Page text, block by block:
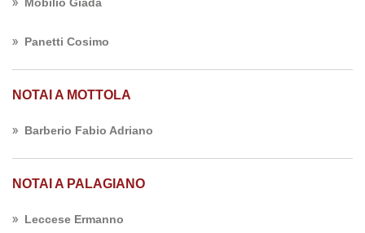
Panetti Cosimo
NOTAI A MOTTOLA
Barberio Fabio Adriano
NOTAI A PALAGIANO
Leccese Ermanno